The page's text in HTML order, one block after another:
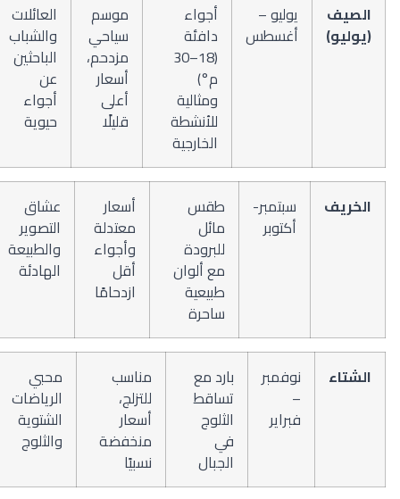
الصيف
(يوليو)
يوليو –
أغسطس
أجواء
دافئة
(18–30
م°)
ومثالية
للأنشطة
الخارجية
موسم
سياحي
مزدحم،
أسعار
أعلى
قليلًا
العائلات
والشباب
الباحثين
عن
أجواء
حيوية
الخريف
سبتمبر-
أكتوبر
طقس
مائل
للبرودة
مع ألوان
طبيعية
ساحرة
أسعار
معتدلة
وأجواء
أقل
ازدحامًا
عشاق
التصوير
والطبيعة
الهادئة
الشتاء
نوفمبر
–
فبراير
بارد مع
تساقط
الثلوج
في
الجبال
مناسب
للتزلج،
أسعار
منخفضة
نسبيًا
محبي
الرياضات
الشتوية
والثلوج